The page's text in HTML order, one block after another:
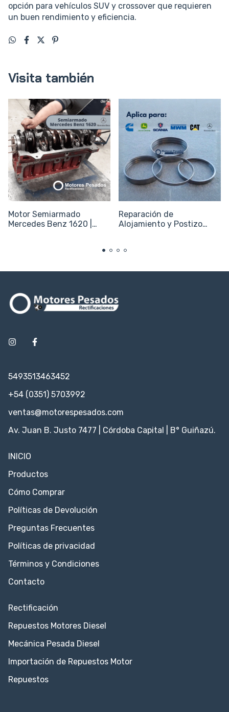
opción para vehículos SUV y crossover que requieren
un buen rendimiento y eficiencia.
Visita también
Motor Semiarmado
Mercedes Benz 1620 |
Reparación de
Alojamiento y Postizo
5493513463452
+54 (0351) 5703992
ventas@motorespesados.com
Av. Juan B. Justo 7477 | Córdoba Capital | B° Guiñazú.
INICIO
Productos
Cómo Comprar
Políticas de Devolución
Preguntas Frecuentes
Políticas de privacidad
Términos y Condiciones
Contacto
Rectificación
Repuestos Motores Diesel
Mecánica Pesada Diesel
Importación de Repuestos Motor
Repuestos